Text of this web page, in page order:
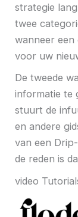
strategie
twee
wanneer een
voor uw
De tweede
informatie te
stuurt de
en andere
van een
de reden is
video